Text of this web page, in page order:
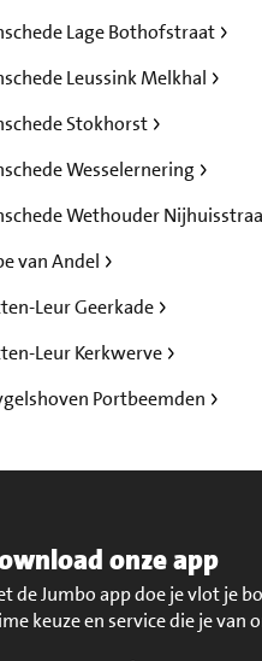
Lage Bothofstraat
Leussink Melkhal
Stokhorst
Wesselernering
Wethouder
van Andel
Leur Geerkade
Leur Kerkwerve
Portbeemden
onze app
de Jumbo app doe je vlot je
keuze en service die je van